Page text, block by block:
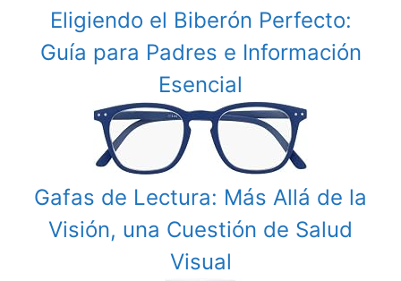
Eligiendo el Biberón Perfecto:
Guía para Padres e Información
Esencial
Gafas de Lectura: Más Allá de la
Visión, una Cuestión de Salud
Visual